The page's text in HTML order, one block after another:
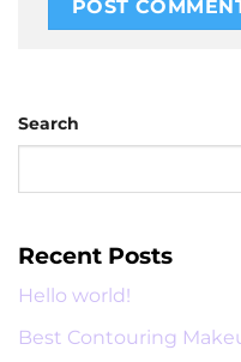
Search
Recent Posts
Hello world!
Best Contouring